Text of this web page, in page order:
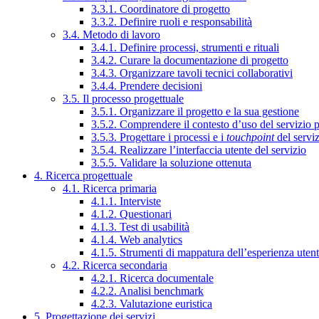
3.3.1. Coordinatore di progetto
3.3.2. Definire ruoli e responsabilità
3.4. Metodo di lavoro
3.4.1. Definire processi, strumenti e rituali
3.4.2. Curare la documentazione di progetto
3.4.3. Organizzare tavoli tecnici collaborativi
3.4.4. Prendere decisioni
3.5. Il processo progettuale
3.5.1. Organizzare il progetto e la sua gestione
3.5.2. Comprendere il contesto d’uso del servizio
3.5.3. Progettare i processi e i touchpointdel
3.5.4. Realizzare l’interfaccia utente del servizio
3.5.5. Validare la soluzione ottenuta
4. Ricerca progettuale
4.1. Ricerca primaria
4.1.1. Interviste
4.1.2. Questionari
4.1.3. Test di usabilità
4.1.4. Web analytics
4.1.5. Strumenti di mappatura dell’esperienza
4.2. Ricerca secondaria
4.2.1. Ricerca documentale
4.2.2. Analisi benchmark
4.2.3. Valutazione euristica
5. Progettazione dei servizi